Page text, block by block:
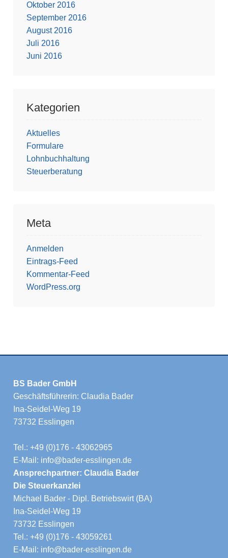
Oktober 2016
September 2016
August 2016
Juli 2016
Juni 2016
Kategorien
Aktuelles
Formulare
Lohnbuchhaltung
Steuerberatung
Meta
Anmelden
Eintrags-Feed
Kommentar-Feed
WordPress.org
BS Bader GmbH
Geschäftsführerin: Claudia Bader
Ina-Seidel-Weg 19
73732 Esslingen
Tel.: +49 (0)176 - 43062965
E-Mail: info@bader-esslingen.de
Ansprechpartner: Claudia Bader
Die Steuerkanzlei
Michael Bader - Dipl. Betriebswirt (BA)
Ina-Seidel-Weg 19
73732 Esslingen
Tel.: +49 (0)176 - 43059261
E-Mail: info@bader-esslingen.de